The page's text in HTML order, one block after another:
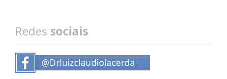
Redes sociais